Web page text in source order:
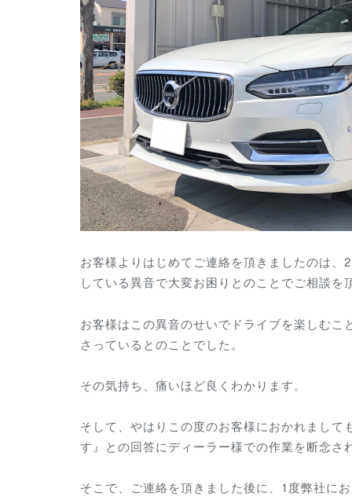
お客様よりはじめてご連絡を頂きましたのは
している異音で大変お困りとのことでご相談を
お客様はこの異音のせいでドライブを楽しむ
さっているとのことでした。
その気持ち、痛いほど良くわかります。
そして、やはりこの度のお客様におかれまし
す』との回答にディーラー様での作業を断念
そこで、ご連絡を頂きました後に、1度弊社に